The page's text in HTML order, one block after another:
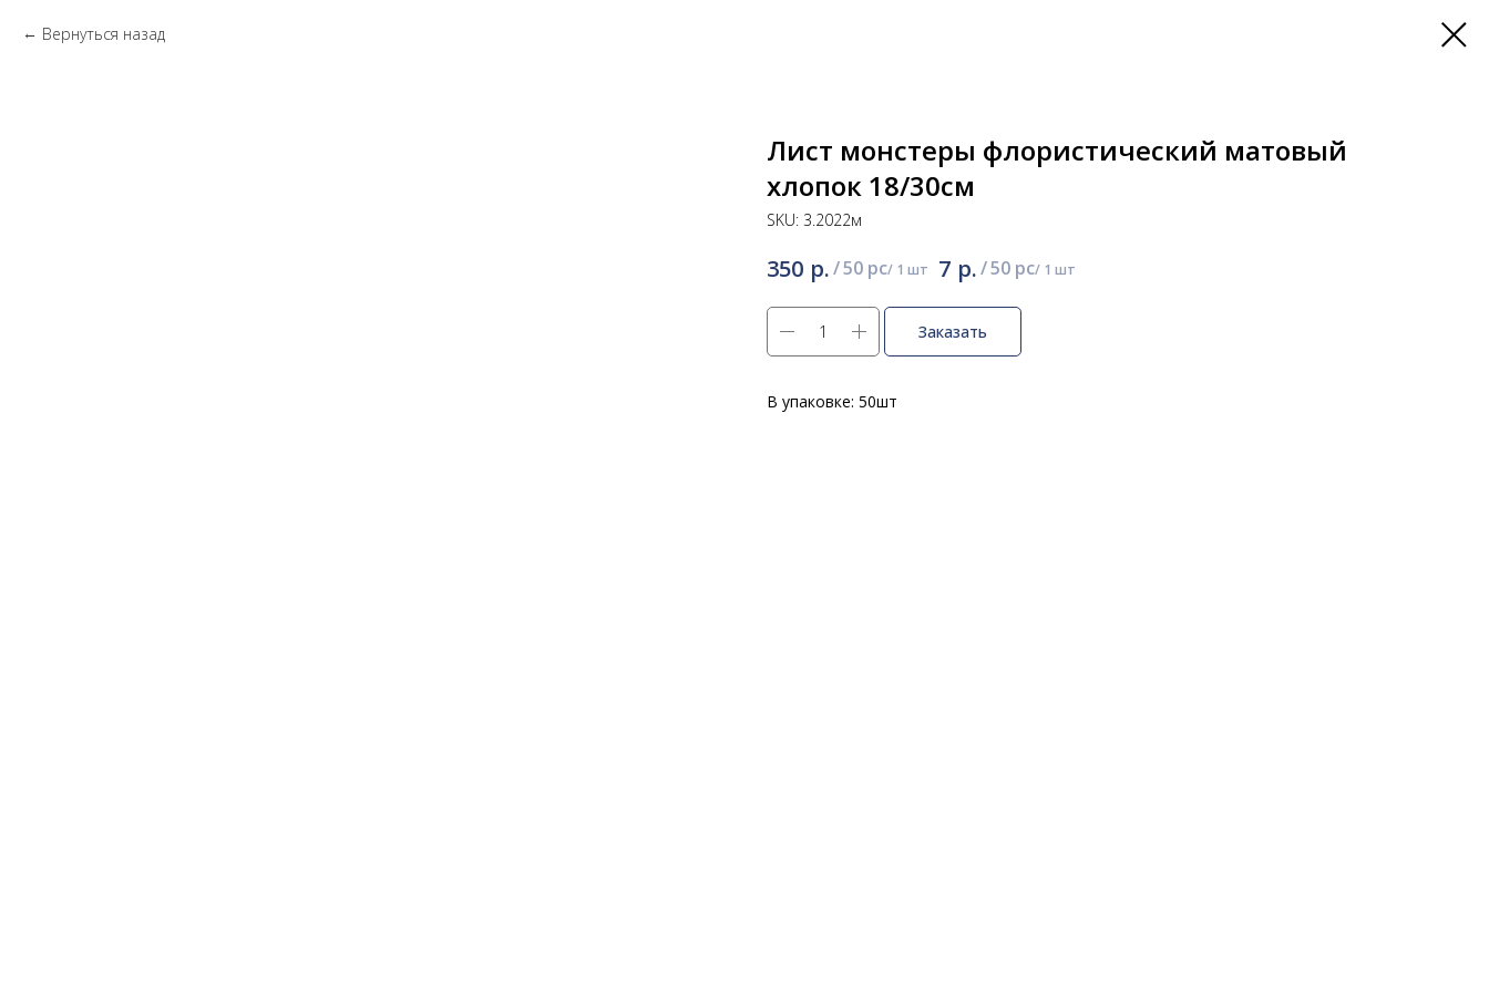
Вернуться назад
Лист монстеры флористический матовый
хлопок 18/30см
SKU: 3.2022м
350 р./50 pc 7 р./50 pc
Заказать
В упаковке: 50шт